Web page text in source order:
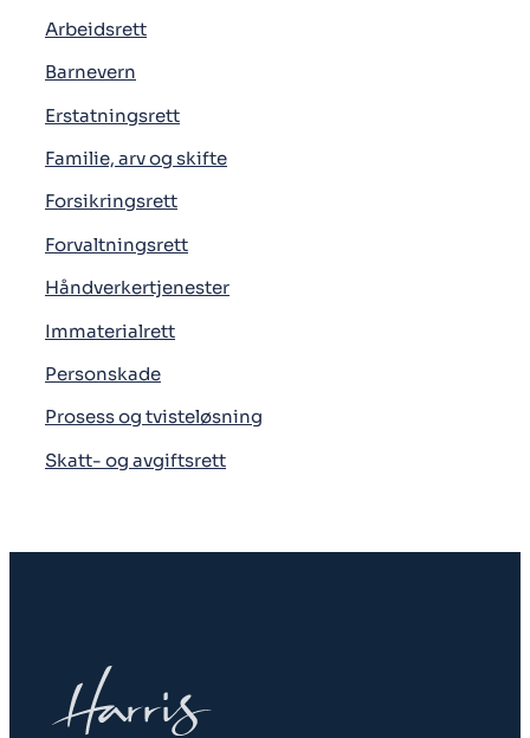
Arbeidsrett
Barnevern
Erstatningsrett
Familie, arv og skifte
Forsikringsrett
Forvaltningsrett
Håndverkertjenester
Immaterialrett
Personskade
Prosess og tvisteløsning
Skatt- og avgiftsrett